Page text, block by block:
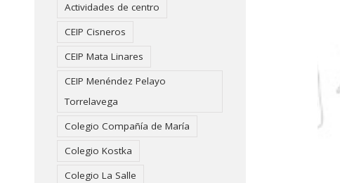
Actividades de centro
CEIP Cisneros
CEIP Mata Linares
CEIP Menéndez Pelayo
Torrelavega
Colegio Compañía de María
Colegio Kostka
Colegio La Salle